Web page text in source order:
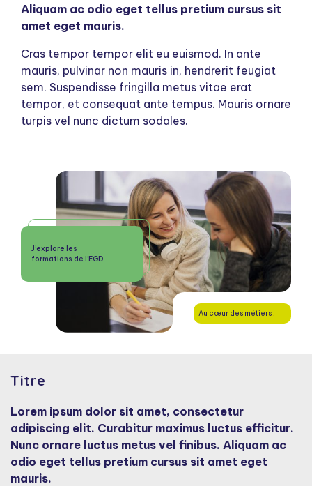
Aliquam ac odio eget tellus pretium cursus sit
amet eget mauris.
Cras tempor tempor elit eu euismod. In ante
mauris, pulvinar non mauris in, hendrerit feugiat
sem. Suspendisse fringilla metus vitae erat
tempor, et consequat ante tempus. Mauris ornare
turpis vel nunc dictum sodales.
Au cœur des métiers !
J’explore les
formations de l’EGD
Titre
Lorem ipsum dolor sit amet, consectetur
adipiscing elit. Curabitur maximus luctus efficitur.
Nunc ornare luctus metus vel finibus. Aliquam ac
odio eget tellus pretium cursus sit amet eget
mauris.